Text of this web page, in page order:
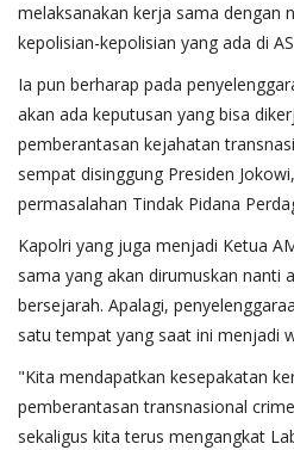
melaksanakan kerja sama dengan
kepolisian-kepolisian yang ada di
Ia pun berharap pada
akan ada keputusan yang bisa
pemberantasan kejahatan
sempat disinggung Presiden
permasalahan Tindak Pidana
Kapolri yang juga menjadi Ketua
sama yang akan dirumuskan nanti
bersejarah. Apalagi,
satu tempat yang saat ini menjadi
"Kita mendapatkan kesepakatan
pemberantasan transnasional
sekaligus kita terus mengangkat